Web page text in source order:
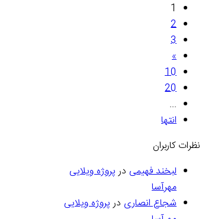
1
2
3
»
10
20
...
انتها
نظرات کاربران
لبخند فهیمی درپروژه‌ ویلایی
مهرآسا
شجاع انصاری درپروژه‌ ویلایی